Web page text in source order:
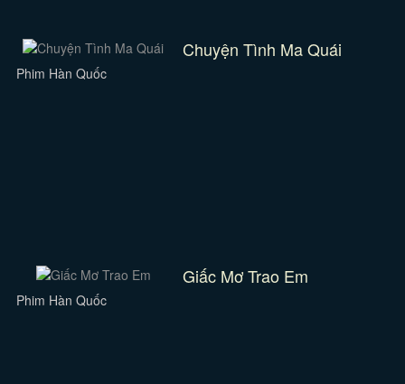
Chuyện Tình Ma Quái
Phim Hàn Quốc
Giấc Mơ Trao Em
Phim Hàn Quốc